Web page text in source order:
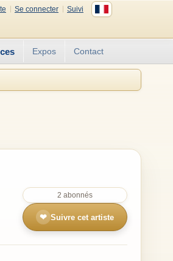
Se connecter
Suivi
Expos Contact
2 abonnés
❤ Suivre cet artiste